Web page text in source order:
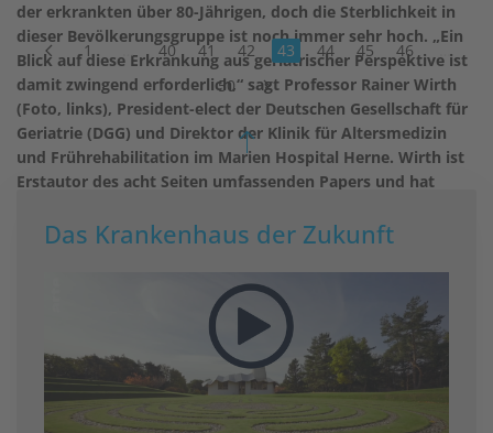
der erkrankten über 80-Jährigen, doch die Sterblichkeit in
dieser Bevölkerungsgruppe ist noch immer sehr hoch. „Ein
Blick auf diese Erkrankung aus geriatrischer Perspektive ist
damit zwingend erforderlich,“ sagt Professor Rainer Wirth
(Foto, links), President-elect der Deutschen Gesellschaft für
Geriatrie (DGG) und Direktor der Klinik für Altersmedizin
und Frührehabilitation im Marien Hospital Herne. Wirth ist
Erstautor des acht Seiten umfassenden Papers und hat
Monate hat die Geriatrie, neben der Intensivmedizin, eine
gehört oder gefragt.“ Dies solle sich vor allem in der
Fachöffentlichkeit durch das Paper jetzt ändern.
weiterlesen
1 40 41 42 43 44 45 46
…
50
Das Krankenhaus der Zukunft